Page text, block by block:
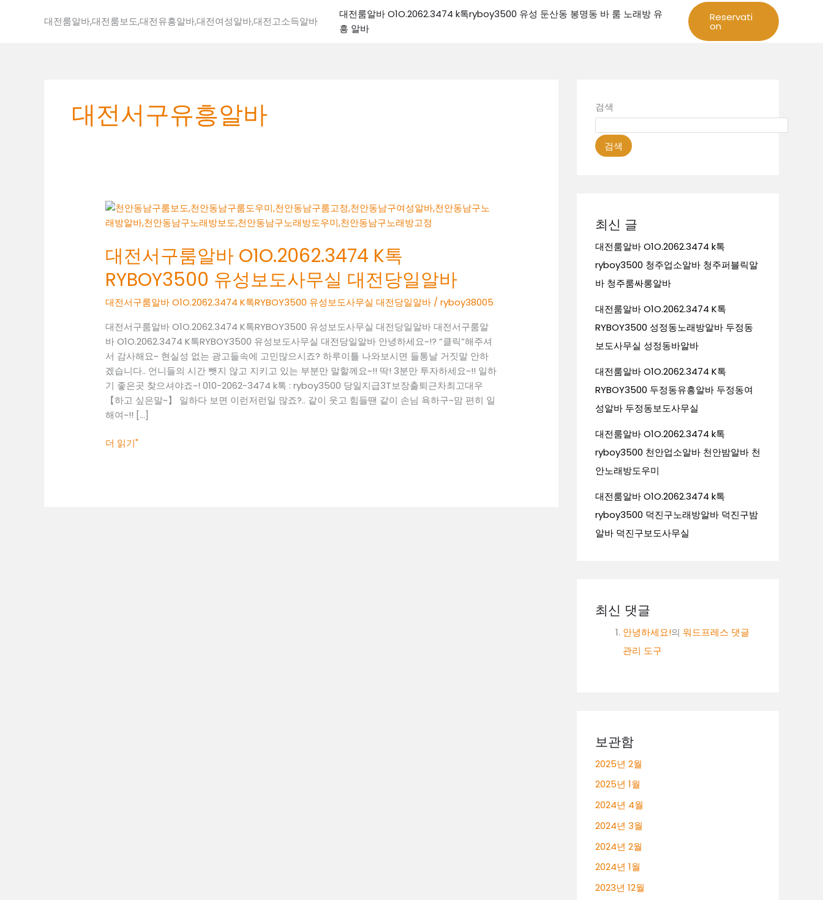
대전룸알바,대전룸보도,대전유흥알바,대전여성알바,대전고소득알바
대전룸알바 O1O.2062.3474 k톡ryboy3500 유성 둔산동 봉명동 바 룸 노래방 유
흥 알바
Reservati
on
대전서구유흥알바
대전서구룸알바 O1O.2062.3474 K톡
RYBOY3500 유성보도사무실 대전당일알바
대전서구룸알바 O1O.2062.3474 K톡RYBOY3500 유성보도사무실 대전당일알바 /ryboy38005
대전서구룸알바 O1O.2062.3474 K톡RYBOY3500 유성보도사무실 대전당일알바 대전서구룸알
바 O1O.2062.3474 K톡RYBOY3500 유성보도사무실 대전당일알바 안녕하세요~!? “클릭”해주셔
서 감사해요~ 현실성 없는 광고들속에 고민많으시죠? 하루이틀 나와보시면 들통날 거짓말 안하
겠습니다.. 언니들의 시간 뺏지 않고 지키고 있는 부분만 말할께요~!! 딱! 3분만 투자하세요~!! 일하
기 좋은곳 찾으셔야죠~! 010-2062-3474 k톡 : ryboy3500 당일지급3T보장출퇴근차최고대우
【하고 싶은말~】 일하다 보면 이런저런일 많죠?.. 같이 웃고 힘들땐 같이 손님 욕하구~맘 편히 일
해여~!! […]
대
전
구
알
바
O1O.2062.3474
K
톡
RYBOY3500
유
성
보
도
무
더 읽기"
검색
검색
최신 글
대전룸알바 O1O.2062.3474 k톡
ryboy3500 청주업소알바 청주퍼블릭알
바 청주룸싸롱알바
대전룸알바 O1O.2062.3474 K톡
RYBOY3500 성정동노래방알바 두정동
보도사무실 성정동바알바
대전룸알바 O1O.2062.3474 K톡
RYBOY3500 두정동유흥알바 두정동여
성알바 두정동보도사무실
대전룸알바 O1O.2062.3474 k톡
ryboy3500 천안업소알바 천안밤알바 천
안노래방도우미
대전룸알바 O1O.2062.3474 k톡
ryboy3500 덕진구노래방알바 덕진구밤
알바 덕진구보도사무실
최신 댓글
안녕하세요!의 워드프레스 댓글
관리 도구
보관함
2025년 2월
2025년 1월
2024년 4월
2024년 3월
2024년 2월
2024년 1월
2023년 12월